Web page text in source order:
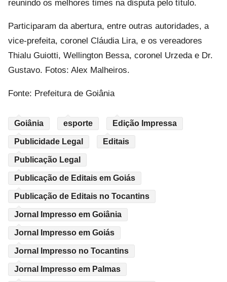
reunindo os melhores times na disputa pelo título.
Participaram da abertura, entre outras autoridades, a
vice-prefeita, coronel Cláudia Lira, e os vereadores
Thialu Guiotti, Wellington Bessa, coronel Urzeda e Dr.
Gustavo. Fotos: Alex Malheiros.
Fonte: Prefeitura de Goiânia
Goiânia esporte Edição Impressa
Publicidade Legal Editais
Publicação Legal
Publicação de Editais em Goiás
Publicação de Editais no Tocantins
Jornal Impresso em Goiânia
Jornal Impresso em Goiás
Jornal Impresso no Tocantins
Jornal Impresso em Palmas